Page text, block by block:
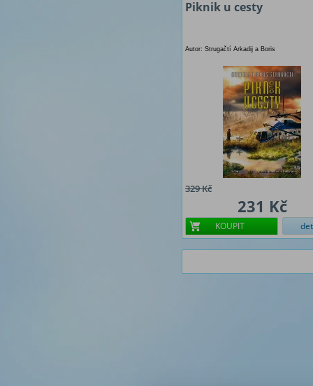
Piknik u cesty
Autor: Strugačtí Arkadij a Boris
329 Kč
231 Kč
KOUPIT